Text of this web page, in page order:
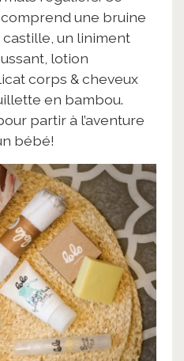
une bruine
castille, un liniment
lotion
corps & cheveux
en bambou.
partir à l’aventure
bébé!